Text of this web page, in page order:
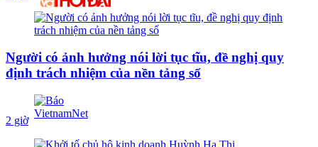
Người có ảnh hưởng nói lời tục tĩu, đề nghị quy
định trách nhiệm của nền tảng số
2 giờ